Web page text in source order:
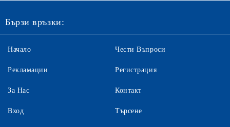
Бързи връзки:
Начало
Рекламации
За Нас
Вход
Чести Въпроси
Регистрация
Контакт
Търсене